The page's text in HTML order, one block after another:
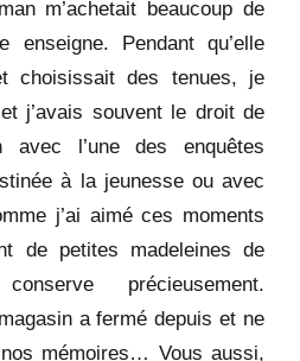
m’achetait beaucoup de
enseigne. Pendant qu’elle
choisissait des tenues, je
j’avais souvent le droit de
l’une des enquêtes
à la jeunesse ou avec
j’ai aimé ces moments
de petites madeleines de
précieusement.
a fermé depuis et ne
mémoires… Vous aussi,